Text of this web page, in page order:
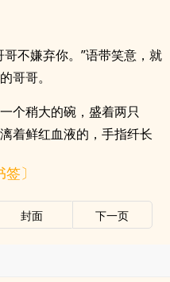
不嫌弃你。”语带笑意，就
哥哥。
个稍大的碗，盛着两只
着鲜红血液的，手指纤长
〕
封面 下一页